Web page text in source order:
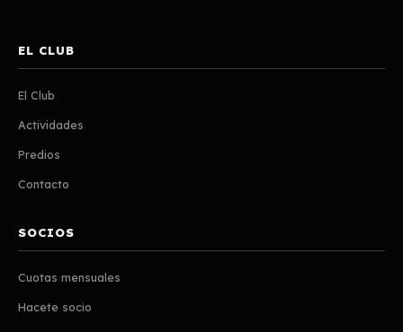
EL CLUB
El Club
Actividades
Predios
Contacto
SOCIOS
Cuotas mensuales
Hacete socio